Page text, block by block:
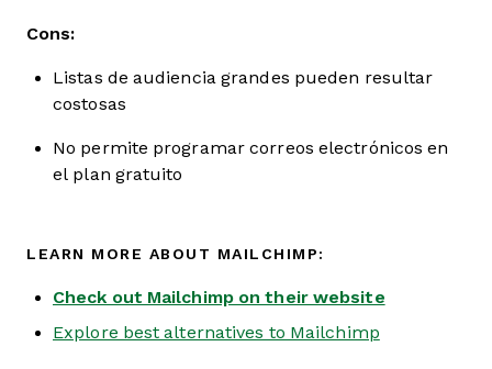
Cons:
Listas de audiencia grandes pueden resultar
costosas
No permite programar correos electrónicos en
el plan gratuito
LEARN MORE ABOUT MAILCHIMP:
Check out Mailchimp on their website
Explore best alternatives to Mailchimp